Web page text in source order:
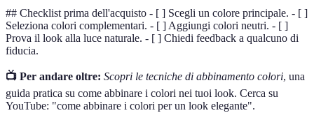
## Checklist prima dell'acquisto - [ ] Scegli un colore principale. - [ ]
Seleziona colori complementari. - [ ] Aggiungi colori neutri. - [ ]
Prova il look alla luce naturale. - [ ] Chiedi feedback a qualcuno di
fiducia.
📺 Per andare oltre: Scopri le tecniche di abbinamento colori, una
guida pratica su come abbinare i colori nei tuoi look. Cerca su
YouTube: "come abbinare i colori per un look elegante".